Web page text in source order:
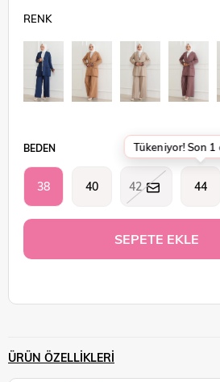
BEDEN
38 40 42 44
ÜRÜN ÖZELLIKLERI
Tükeniyor! Son 1